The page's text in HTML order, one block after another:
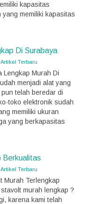
kapasitas
memiliki kapasitas
Di Surabaya
Artikel Terbaru
Lengkap Murah Di
menjadi alat yang
telah beredar di
toko elektronik sudah
memiliki ukuran
yang berkapasitas
Berkualitas
Artikel Terbaru
Murah Terlengkap
murah lengkap ?
karena kami telah